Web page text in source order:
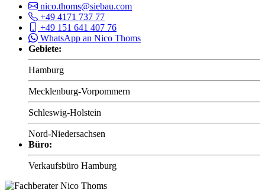
nico.thoms@siebau.com
+49 4171 737 77
+49 151 641 407 76
WhatsApp an Nico Thoms
Gebiete:
Hamburg
Mecklenburg-Vorpommern
Schleswig-Holstein
Nord-Niedersachsen
Büro:
Verkaufsbüro Hamburg